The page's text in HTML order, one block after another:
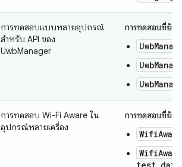
การทดสอบแบบหลายอุปกรณ์
สำหรับ API ของ
UwbManager
การทดสอบที่ย้า
การทดสอบ Wi-Fi Aware ใน
อุปกรณ์หลายเครื่อง
การทดสอบที่ย้า